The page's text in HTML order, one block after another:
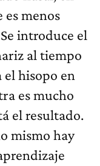
es menos
introduce el
al tiempo
el hisopo en
es mucho
el resultado.
mismo hay